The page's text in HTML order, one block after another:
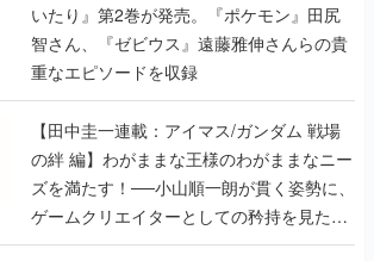
いたり』第2巻が発売。『ポケモン』田尻
智さん、『ゼビウス』遠藤雅伸さんらの貴
重なエピソードを収録
【田中圭一連載：アイマス/ガンダム 戦場
の絆 編】わがままな王様のわがままなニー
ズを満たす！──小山順一朗が貫く姿勢に、
ゲームクリエイターとしての矜持を見た
【若ゲのいたり最終回】